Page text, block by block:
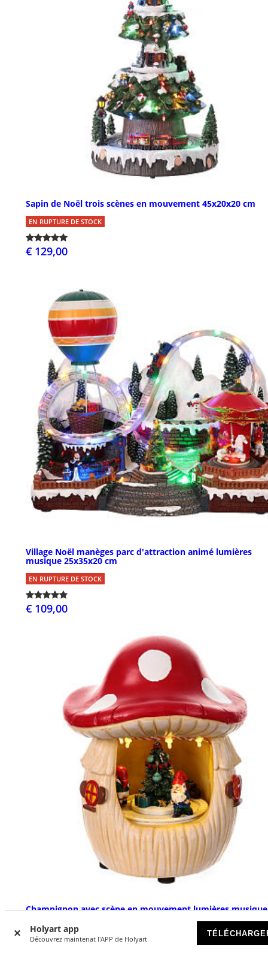
Holyart app
Découvrez maintenat l'APP de Holyart
Sapin de Noël trois scènes en mouvement 45x20x20 cm
EN RUPTURE DE STOCK
€ 129,00
Village Noël manèges parc d'attraction animé lumières
musique 25x35x20 cm
EN RUPTURE DE STOCK
€ 109,00
Champignon avec scène en mouvement lumières musique
EN RUPTURE DE STOCK